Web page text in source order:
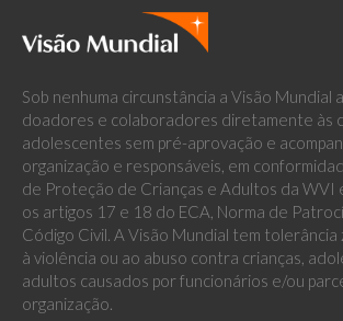
Sob nenhuma circunstância a Visão Mundial
doadores e colaboradores diretamente às
adolescentes sem pré-aprovação e
organização e responsáveis, em
de Proteção de Crianças e Adultos da WVI
os artigos 17 e 18 do ECA, Norma de
Código Civil. A Visão Mundial tem
à violência ou ao abuso contra crianças,
adultos causados por funcionários e/ou
organização.